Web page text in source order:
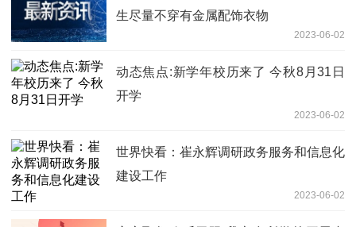
生尽量不穿有金属配饰衣物
2023-06-02
动态焦点:新学年校历来了 今秋8月31日
开学
2023-06-02
世界快看：崔永辉调研政务服务和信息化
建设工作
2023-06-02